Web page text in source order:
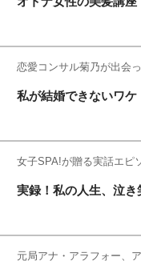
恋愛コンサル菊乃が出会
私が結婚できないワケ
女子SPA!が贈る実話エピ
実録！私の人生、泣き
元局アナ・アラフォー、